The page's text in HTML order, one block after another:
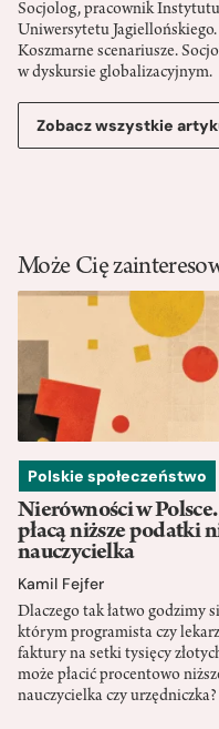
Socjolog, pracownik
Uniwersytetu Jagiellońskiego.
Koszmarne scenariusze.
w dyskursie globalizacyjnym.
Zobacz wszystkie
Może Cię
Polskie społeczeństwo
Nierówności w
płacą niższe podatki
nauczycielka
Kamil Fejfer
Dlaczego tak łatwo godzimy
którym programista czy
faktury na setki tysięcy
może płacić procentowo
nauczycielka czy urzędniczka?